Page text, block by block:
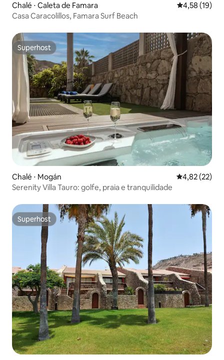
Chalé ⋅ Caleta de Famara 4,58 de uma
4,58 (19)
Casa Caracolillos, Famara Surf Beach
Superhost
Superhost
Chalé ⋅ Mogán 4,82 de uma
4,82 (22)
Serenity Villa Tauro: golfe, praia e tranquilidade
Superhost
Superhost